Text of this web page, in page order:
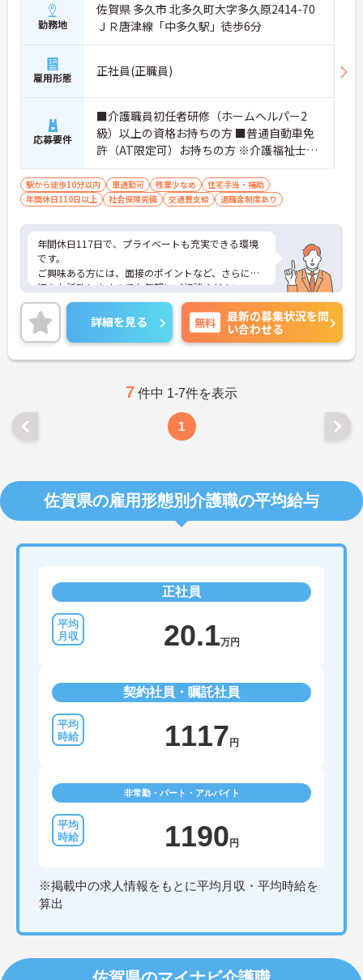
勤務地
佐賀県 多久市 北多久町大字多久原2414-70
ＪＲ唐津線「中多久駅」徒歩6分
雇用形態 正社員(正職員)
応募要件
■介護職員初任者研修（ホームヘルパー2
級）以上の資格お持ちの方 ■普通自動車免
許（AT限定可）お持ちの方 ※介護福祉士資
格お持ちの方は尚良し
駅から徒歩10分以内 車通勤可 残業少なめ
住宅手当・補助
年間休日110日以上
社会保険完備 交通費支給 退職金制度あり
年間休日117日で、プライベートも充実できる環境
です。
ご興味ある方には、面接のポイントなど、さらに詳
細をお話致しますのでお気軽にご相談ください。
詳細を見る 無料
最新の募集状況を問
い合わせる
7 件中 1-7件を表示
1
佐賀県の雇用形態別介護職の平均給与
正社員
20.1万円
契約社員・嘱託社員
1117 円
非常勤・パート・アルバイト
1190 円
※掲載中の求人情報をもとに平均月収・平均時給を
算出